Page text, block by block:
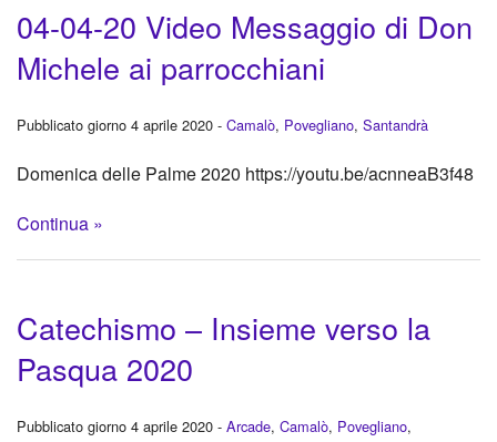
04-04-20 Video Messaggio di Don
Michele ai parrocchiani
Pubblicato giorno 4 aprile 2020 - Camalò, Povegliano, Santandrà
Domenica delle Palme 2020 https://youtu.be/acnneaB3f48
Continua »
Catechismo – Insieme verso la
Pasqua 2020
Pubblicato giorno 4 aprile 2020 - Arcade, Camalò, Povegliano,